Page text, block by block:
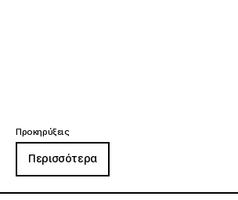
Προκηρύξεις
Περισσότερα